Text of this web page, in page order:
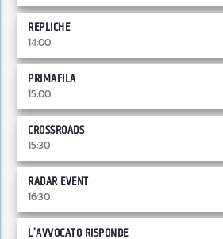
REPLICHE
14:00
PRIMAFILA
15:00
CROSSROADS
15:30
RADAR EVENT
16:30
L’AVVOCATO RISPONDE